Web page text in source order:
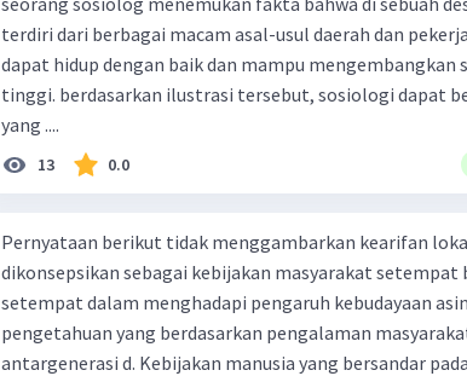
terdiri dari berbagai macam asal-usul daerah dan
dapat hidup dengan baik dan mampu mengembangkan
tinggi. berdasarkan ilustrasi tersebut, sosiologi dapat
yang ....
13 0.0
Pernyataan berikut tidak menggambarkan kearifan
dikonsepsikan sebagai kebijakan masyarakat setempat
setempat dalam menghadapi pengaruh kebudayaan
pengetahuan yang berdasarkan pengalaman
antargenerasi d. Kebijakan manusia yang bersandar